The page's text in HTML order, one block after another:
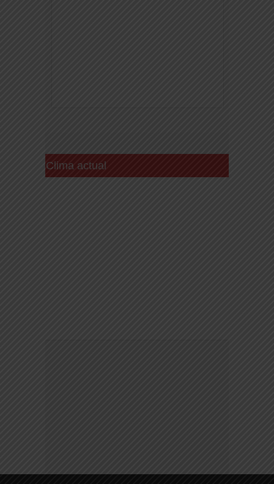
Clima actual